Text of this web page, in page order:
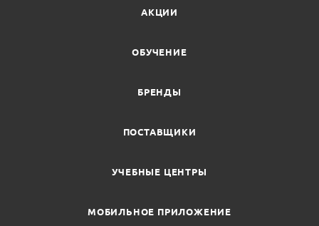
АКЦИИ
ОБУЧЕНИЕ
БРЕНДЫ
ПОСТАВЩИКИ
УЧЕБНЫЕ ЦЕНТРЫ
МОБИЛЬНОЕ ПРИЛОЖЕНИЕ